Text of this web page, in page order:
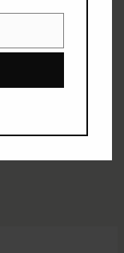
Search